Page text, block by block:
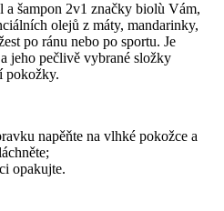
a šampon 2v1 značky biolù Vám,
olejů z máty, mandarinky,
po ránu nebo po sportu. Je
jeho pečlivě vybrané složky
pokožky.
napěňte na vlhké pokožce a
opakujte.